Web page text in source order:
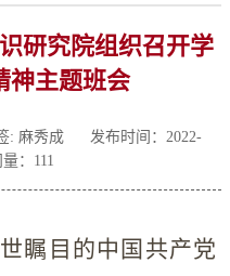
研究院组织召开学
神主题班会
: 麻秀成 发布时间：2022-
： 111
世瞩目的中国共产党